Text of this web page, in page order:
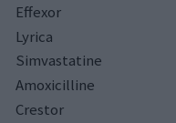
Effexor
Lyrica
Simvastatine
Amoxicilline
Crestor